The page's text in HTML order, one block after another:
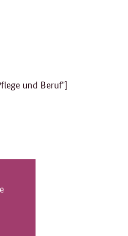
und Beruf"]